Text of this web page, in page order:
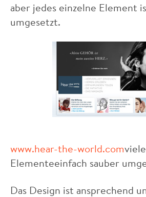
aber jedes einzelne Element
umgesetzt.
www.hear-the-world.com
Elementeeinfach sauber
Das Design ist ansprechend